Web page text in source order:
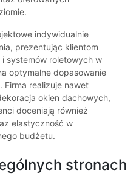
indywidualnie
prezentując klientom
systemów roletowych w
optymalne dopasowanie
realizuje nawet
okien dachowych,
doceniają również
elastyczność w
budżetu.
stronach